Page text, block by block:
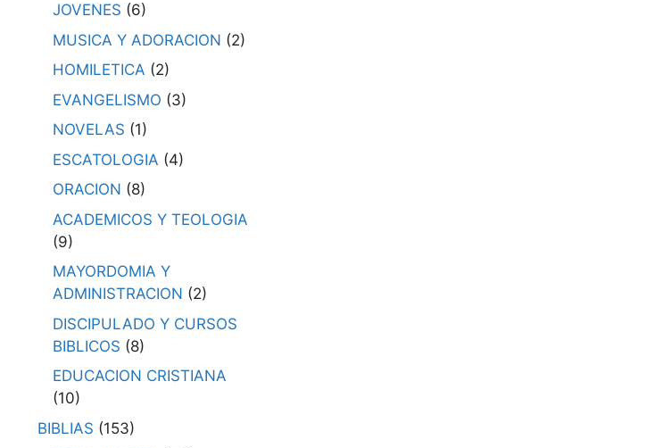
JOVENES (6)
MUSICA Y ADORACION (2)
HOMILETICA (2)
EVANGELISMO (3)
NOVELAS (1)
ESCATOLOGIA (4)
ORACION (8)
ACADEMICOS Y TEOLOGIA
(9)
MAYORDOMIA Y
ADMINISTRACION (2)
DISCIPULADO Y CURSOS
BIBLICOS (8)
EDUCACION CRISTIANA
(10)
BIBLIAS (153)